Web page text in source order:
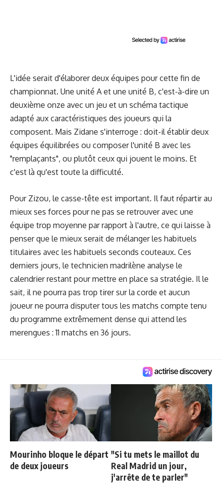
L'idée serait d'élaborer deux équipes pour cette fin de
championnat. Une unité A et une unité B, c'est-à-dire un
deuxième onze avec un jeu et un schéma tactique
adapté aux caractéristiques des joueurs qui la
composent. Mais Zidane s'interroge : doit-il établir deux
équipes équilibrées ou composer l'unité B avec les
"remplaçants", ou plutôt ceux qui jouent le moins. Et
c'est là qu'est toute la difficulté.
Pour Zizou, le casse-tête est important. Il faut répartir au
mieux ses forces pour ne pas se retrouver avec une
équipe trop moyenne par rapport à l'autre, ce qui laisse à
penser que le mieux serait de mélanger les habituels
titulaires avec les habituels seconds couteaux. Ces
derniers jours, le technicien madrilène analyse le
calendrier restant pour mettre en place sa stratégie. Il le
sait, il ne pourra pas trop tirer sur la corde et aucun
joueur ne pourra disputer tous les matchs compte tenu
du programme extrêmement dense qui attend les
merengues : 11 matchs en 36 jours.
Mourinho bloque le départ
de deux joueurs
"Si tu mets le maillot du
Real Madrid un jour,
j'arrête de te parler"